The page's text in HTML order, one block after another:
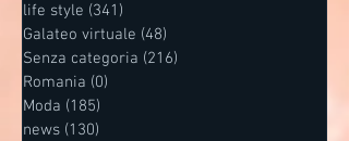
life style (341)
Galateo virtuale (48)
Senza categoria (216)
Romania (0)
Moda (185)
news (130)